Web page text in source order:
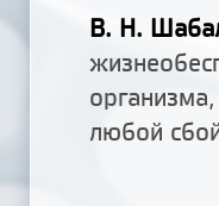
В. Н.
любой